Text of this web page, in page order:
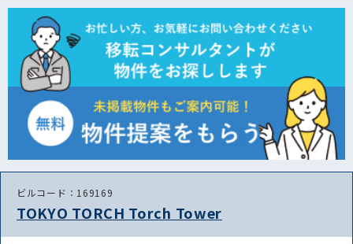
ビルコード：169169
TOKYO TORCH Torch Tower